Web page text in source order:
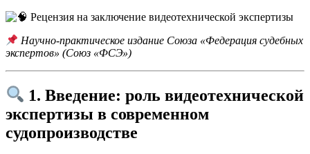
Научно-практическое издание Союза «Федерация судебных
экспертов» (Союз «ФСЭ»)
1. Введение: роль видеотехнической
экспертизы в современном
судопроизводстве